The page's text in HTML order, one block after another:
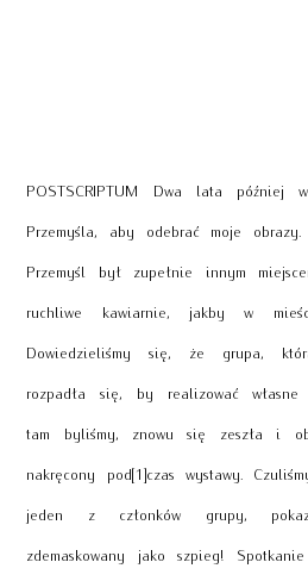
POSTSCRIPTUM Dwa lata później
Przemyśla, aby odebrać moje
Przemyśl był zupełnie innym
ruchliwe kawiarnie, jakby w
Dowiedzieliśmy się, że grupa,
rozpadła się, by realizować
tam byliśmy, znowu się zeszła i
nakręcony pod[1]czas wystawy.
jeden z członków grupy,
zdemaskowany jako szpieg!